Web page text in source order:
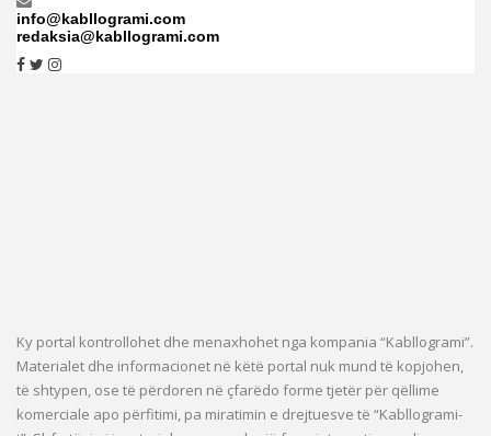
info@kabllogrami.com
redaksia@kabllogrami.com
Ky portal kontrollohet dhe menaxhohet nga kompania “Kabllogrami”.
Materialet dhe informacionet në këtë portal nuk mund të kopjohen,
të shtypen, ose të përdoren në çfarëdo forme tjetër për qëllime
komerciale apo përfitimi, pa miratimin e drejtuesve të “Kabllogrami-